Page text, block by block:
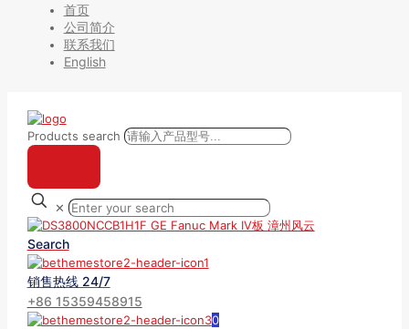
首页
公司简介
联系我们
English
Products search
✕
Search
销售热线 24/7
+86 15359458915
0